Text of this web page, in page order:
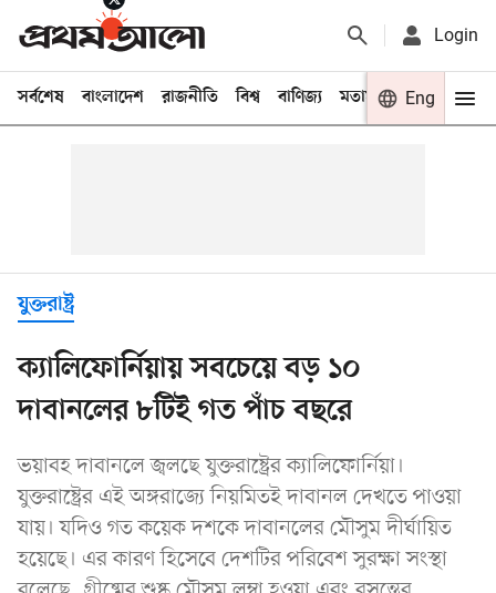
Login
সর্বশেষ বাংলাদেশ রাজনীতি বিশ্ব বাণিজ্য মতামত খেলা
Eng
যুক্তরাষ্ট্র
ক্যালিফোর্নিয়ায় সবচেয়ে বড় ১০
দাবানলের ৮টিই গত পাঁচ বছরে
ভয়াবহ দাবানলে জ্বলছে যুক্তরাষ্ট্রের ক্যালিফোর্নিয়া।
যুক্তরাষ্ট্রের এই অঙ্গরাজ্যে নিয়মিতই দাবানল দেখতে পাওয়া
যায়। যদিও গত কয়েক দশকে দাবানলের মৌসুম দীর্ঘায়িত
হয়েছে। এর কারণ হিসেবে দেশটির পরিবেশ সুরক্ষা সংস্থা